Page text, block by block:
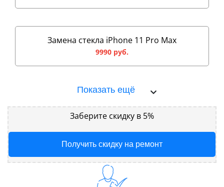
Замена стекла iPhone 11 Pro Max
9990 руб.
Показать ещё
Заберите скидку в 5%
Получить скидку на ремонт